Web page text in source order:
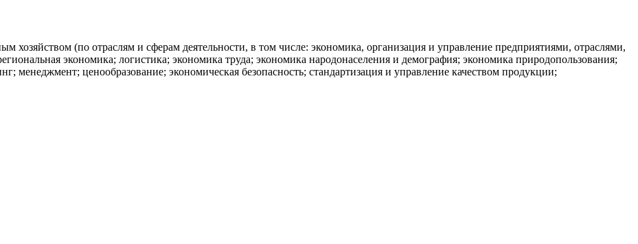
хозяйством (по отраслям и сферам деятельности, в том числе: экономика, организация и управление предприятиями, отраслями,
экономика; логистика; экономика труда; экономика народонаселения и демография; экономика природопользования;
менеджмент; ценообразование; экономическая безопасность; стандартизация и управление качеством продукции;